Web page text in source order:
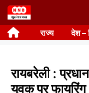
Skip
to
content राज्य देश –
रायबरेली :
युवक पर फायरिंग